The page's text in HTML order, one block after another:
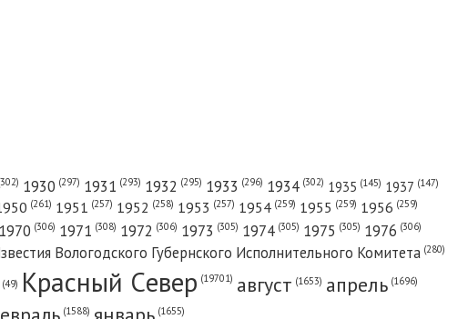
1930 (297) 1931 (293) 1932 (295) 1933 (296) 1934 (302) 1935 (145) 1937 (147)
(261) 1951 (257) 1952 (258) 1953 (257) 1954 (259) 1955 (259) 1956 (259)
1970 (306) 1971 (308) 1972 (306) 1973 (305) 1974 (305) 1975 (305) 1976 (306)
Вологодского Губернского Исполнительного Комитета (280)
(49) Красный Cевер (19701) август (1653) апрель (1696)
(1588) (1655)